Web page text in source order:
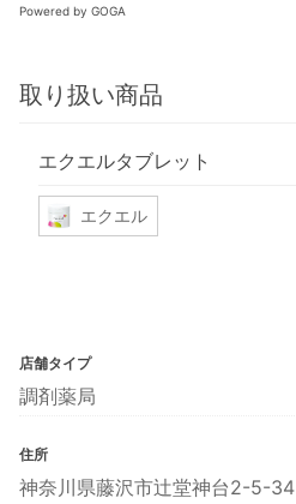
Powered by GOGA
取り扱い商品
エクエルタブレット
エクエル
店舗タイプ
調剤薬局
住所
神奈川県藤沢市辻堂神台2-5-34